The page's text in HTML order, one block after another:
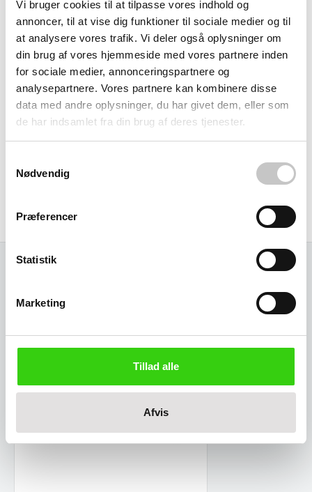
Vi bruger cookies til at tilpasse vores indhold og
annoncer, til at vise dig funktioner til sociale medier og til
at analysere vores trafik. Vi deler også oplysninger om
din brug af vores hjemmeside med vores partnere inden
for sociale medier, annonceringspartnere og
analysepartnere. Vores partnere kan kombinere disse
data med andre oplysninger, du har givet dem, eller som
de har indsamlet fra din brug af deres tjenester.
Nødvendig
Præferencer
Statistik
Marketing
Tillad alle
Afvis
ejendomsadministratorer og virksomheder. Tømning fra
toppen letter vedligeholdelsen betydeligt, mens den
integrerede poseholder sikrer nem håndtering af
affaldsposer. Beholderen er forberedt til fastgørelse i
underlaget for optimal stabilitet og modstand mod
væltning.
Den antracitgrå farve falder naturligt ind i forskellige
omgivelser - fra offentlige parker og byrum til private
terrasser og erhvervsområder. Med sine kompakte
du 75 liters kapacitet uden at dominere det visuelle udtryk.